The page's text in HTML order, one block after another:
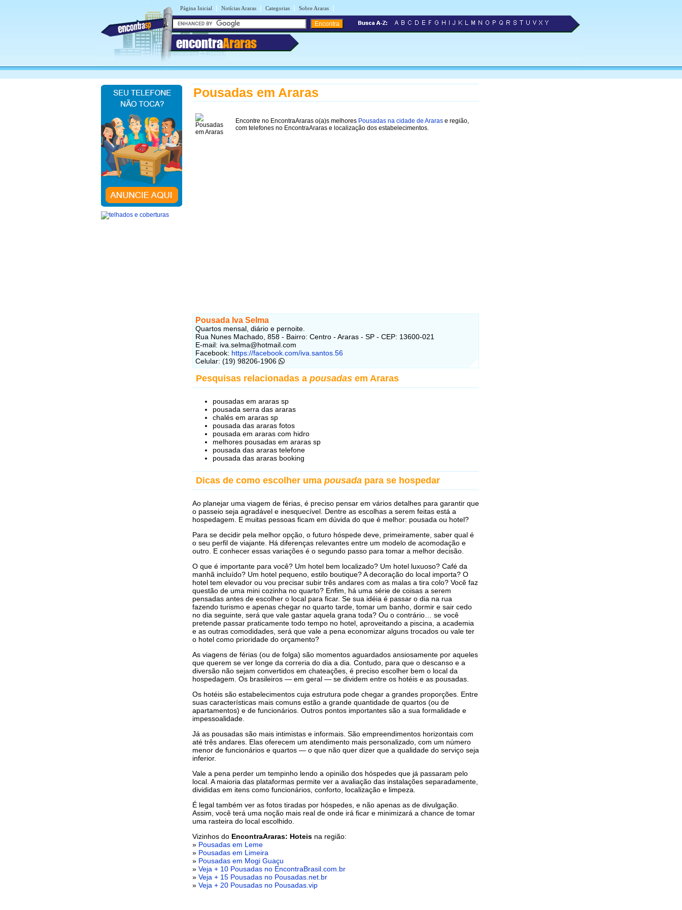
Página Inicial | Notícias Araras | Categorias | Sobre Araras |
encontraAraras
Pousadas em Araras
Encontre no EncontraAraras o(a)s melhores Pousadas na cidade de Araras e região,
com telefones no EncontraAraras e localização dos estabelecimentos.
Pousada Iva Selma
Quartos mensal, diário e pernoite.
Rua Nunes Machado, 858 - Bairro: Centro - Araras - SP - CEP: 13600-021
E-mail: iva.selma@hotmail.com
Facebook: https://facebook.com/iva.santos.56
Celular: (19) 98206-1906
Pesquisas relacionadas a pousadas em Araras
pousadas em araras sp
pousada serra das araras
chalés em araras sp
pousada das araras fotos
pousada em araras com hidro
melhores pousadas em araras sp
pousada das araras telefone
pousada das araras booking
Dicas de como escolher uma pousada para se hospedar
Ao planejar uma viagem de férias, é preciso pensar em vários detalhes para garantir que
o passeio seja agradável e inesquecível. Dentre as escolhas a serem feitas está a
hospedagem. E muitas pessoas ficam em dúvida do que é melhor: pousada ou hotel?
Para se decidir pela melhor opção, o futuro hóspede deve, primeiramente, saber qual é
o seu perfil de viajante. Há diferenças relevantes entre um modelo de acomodação e
outro. E conhecer essas variações é o segundo passo para tomar a melhor decisão.
O que é importante para você? Um hotel bem localizado? Um hotel luxuoso? Café da
manhã incluído? Um hotel pequeno, estilo boutique? A decoração do local importa? O
hotel tem elevador ou vou precisar subir três andares com as malas a tira colo? Você faz
questão de uma mini cozinha no quarto? Enfim, há uma série de coisas a serem
pensadas antes de escolher o local para ficar. Se sua idéia é passar o dia na rua
fazendo turismo e apenas chegar no quarto tarde, tomar um banho, dormir e sair cedo
no dia seguinte, será que vale gastar aquela grana toda? Ou o contrário… se você
pretende passar praticamente todo tempo no hotel, aproveitando a piscina, a academia
e as outras comodidades, será que vale a pena economizar alguns trocados ou vale ter
o hotel como prioridade do orçamento?
As viagens de férias (ou de folga) são momentos aguardados ansiosamente por aqueles
que querem se ver longe da correria do dia a dia. Contudo, para que o descanso e a
diversão não sejam convertidos em chateações, é preciso escolher bem o local da
hospedagem. Os brasileiros — em geral — se dividem entre os hotéis e as pousadas.
Os hotéis são estabelecimentos cuja estrutura pode chegar a grandes proporções. Entre
suas características mais comuns estão a grande quantidade de quartos (ou de
apartamentos) e de funcionários. Outros pontos importantes são a sua formalidade e
impessoalidade.
Já as pousadas são mais intimistas e informais. São empreendimentos horizontais com
até três andares. Elas oferecem um atendimento mais personalizado, com um número
menor de funcionários e quartos — o que não quer dizer que a qualidade do serviço seja
inferior.
Vale a pena perder um tempinho lendo a opinião dos hóspedes que já passaram pelo
local. A maioria das plataformas permite ver a avaliação das instalações separadamente,
divididas em itens como funcionários, conforto, localização e limpeza.
É legal também ver as fotos tiradas por hóspedes, e não apenas as de divulgação.
Assim, você terá uma noção mais real de onde irá ficar e minimizará a chance de tomar
uma rasteira do local escolhido.
Vizinhos do EncontraAraras: Hoteis na região:
» Pousadas em Leme
» Pousadas em Limeira
» Pousadas em Mogi Guaçu
» Veja + 10 Pousadas no EncontraBrasil.com.br
» Veja + 15 Pousadas no Pousadas.net.br
» Veja + 20 Pousadas no Pousadas.vip